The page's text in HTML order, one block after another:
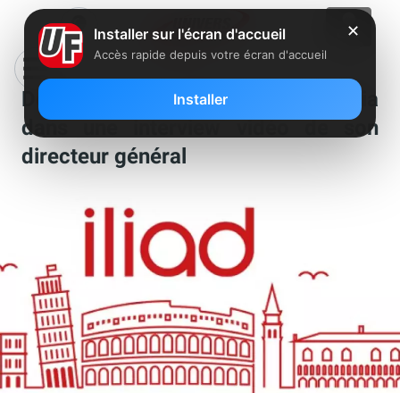
Découvrez la stratégie d’Iliad Italia
dans une interview vidéo de son
directeur général
✕
Installer sur l'écran d'accueil
Accès rapide depuis votre écran d'accueil
Installer